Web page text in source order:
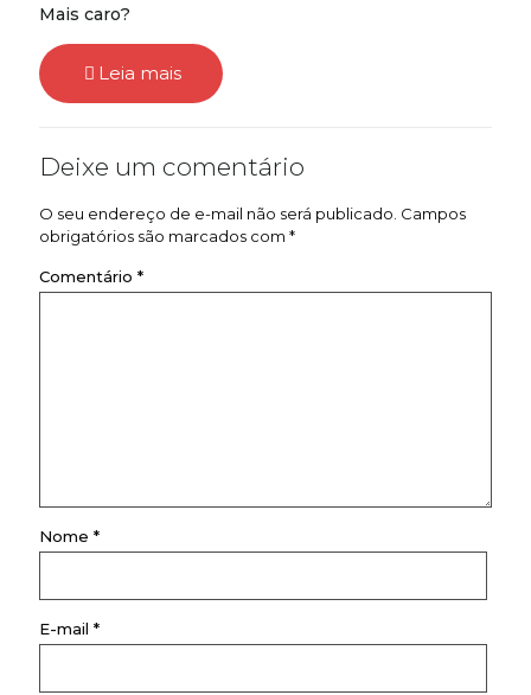
Mais caro?
Leia mais
Deixe um comentário
O seu endereço de e-mail não será publicado. Campos
obrigatórios são marcados com *
Comentário *
Nome *
E-mail *